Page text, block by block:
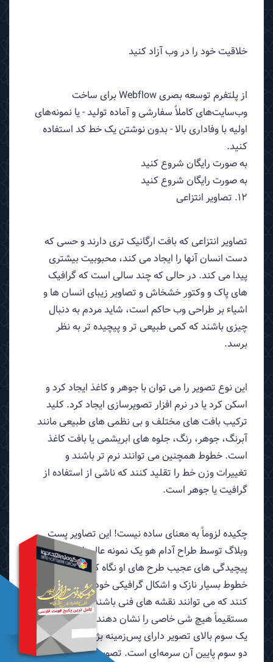
خلاقیت خود را در وب آزاد کنید
از پلتفرم توسعه بصری Webflow برای ساخت
وب‌سایت‌های کاملاً سفارشی و آماده تولید - یا نمونه‌های
اولیه با وفاداری بالا - بدون نوشتن یک خط کد استفاده
کنید.
به صورت رایگان شروع کنید
به صورت رایگان شروع کنید
12. تصاویر انتزاعی
تصاویر انتزاعی که بافت ارگانیک تری دارند و حسی که
دست انسان آنها را ایجاد می کند، محبوبیت بیشتری
پیدا می کند. در حالی که چند سالی است که گرافیک
های پاک و وکتور خشخاش و تصاویر زیبای انسان ها و
اشیاء بر طراحی وب حاکم است، شاید مردم به دنبال
چیزی باشند که کمی طبیعی تر و پیچیده تر به نظر
برسد.
این نوع تصویر را می توان با جوهر و کاغذ ایجاد کرد و
اسکن کرد یا در نرم افزار تصویرسازی ایجاد کرد. کلید
ترکیب بافت های مختلف و بی نظمی های طبیعی مانند
آبرنگ، جوهر، رنگ، جلوه های ابریشمی یا بافت کاغذ
است. خطوط همچنین می توانند نرم تر باشند و
تغییرات وزن خط را تقلید کنند که ناشی از استفاده از
گرافیت یا جوهر است.
چکیده لزوماً به معنای ساده نیست! این تصاویر پست
وبلاگ توسط طراح آدام هو یک نمونه عالی است. به
پیچیدگی های عجیب طرح های او نگاه کنید. آنها با
خطوط بسیار نازک و اشکال گرافیکی خود، احساس می
کنند که می توانند نقشه های فنی باشند بدون اینکه
مستقیماً هیچ شی خاصی را نشان دهند.
یک سوم بالای تصویر دارای پس‌زمینه بژ روشن است،
دو سوم پایین آن سرمه‌ای است. تصویر ترکیبی از اشکال